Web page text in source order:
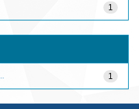
1
1